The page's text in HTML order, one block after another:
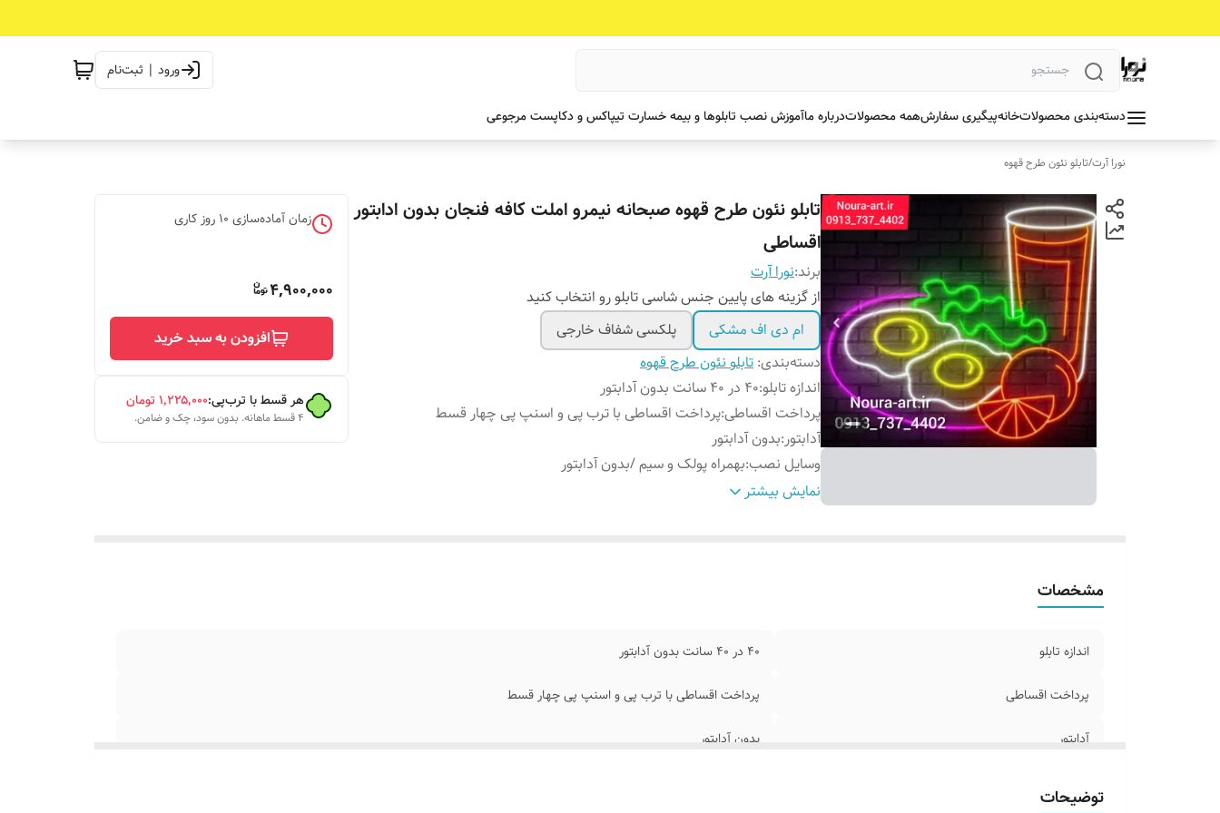
ورود | ثبت‌نام
دسته‌بندی محصولاتخانهپیگیری سفارشهمه محصولاتدرباره ماآموزش نصب تابلوها و بیمه خسارت تیپاکس و دکاپست مرجوعی
نورا آرت/تابلو نئون طرح قهوه
تابلو نئون طرح قهوه صبحانه نیمرو املت کافه فنجان بدون ادابتور
اقساطی
برند:نورا آرت
از گزینه های پایین جنس شاسی تابلو رو انتخاب کنید
ام دی اف مشکی
پلکسی شفاف خارجی
دسته‌بندی: تابلو نئون طرح قهوه
اندازه تابلو:۴۰ در ۴۰ سانت بدون آدابتور
پرداخت اقساطی:پرداخت اقساطی با ترب پی و اسنپ پی چهار قسط
آدابتور:بدون آدابتور
وسایل نصب:بهمراه پولک و سیم /بدون آدابتور
روش نصب کردن
نمایش بیشتر
زمان آماده‌سازی 10 روز کاری
4,900,000
افزودن به سبد خرید
هر قسط با ترب‌پی:۱٬۲۲۵٬۰۰۰ تومان
۴ قسط ماهانه. بدون سود، چک و ضامن.
مشخصات
اندازه تابلو ۴۰ در ۴۰ سانت بدون آدابتور
پرداخت اقساطی پرداخت اقساطی با ترب پی و اسنپ پی چهار قسط
آدابتور بدون آدابتور
توضیحات